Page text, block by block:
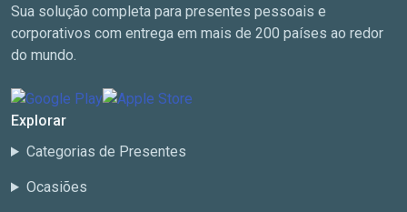
Sua solução completa para presentes pessoais e
corporativos com entrega em mais de 200 países ao redor
do mundo.
Explorar
Categorias de Presentes
Ocasiões